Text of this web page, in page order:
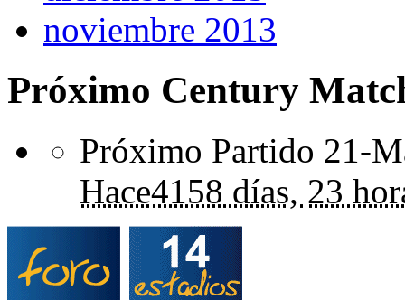
noviembre 2013
Próximo Century
Próximo Partido 21-
Hace4158 días, 23